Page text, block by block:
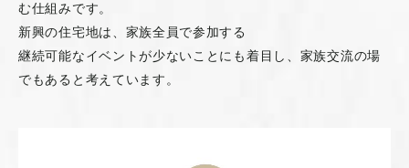
む仕組みです。
新興の住宅地は、家族全員で参加する
継続可能なイベントが少ないことにも着目し、家族交流の場
でもあると考えています。